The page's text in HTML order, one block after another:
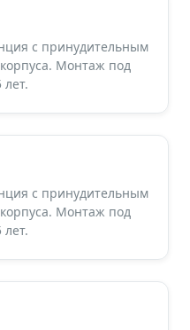
с принудительным
Монтаж под
с принудительным
Монтаж под